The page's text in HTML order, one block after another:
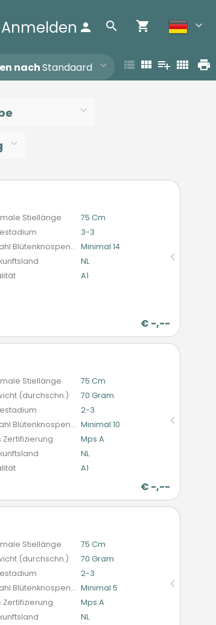
BEREINIGUNGSLISTE Contact
Anmelden
nachStandaard
Stiellänge
75 Cm
3-3
Anzahl Blütenknospen (schnittblumen) Minimal 14
NL
A1
€ -,--
Stiellänge
75 Cm
(durchschn.)
70 Gram
2-3
Anzahl Blütenknospen (schnittblumen) Minimal 10
Zertifizierung
Mps A
NL
A1
€ -,--
Stiellänge
75 Cm
(durchschn.)
70 Gram
2-3
Anzahl Blütenknospen (schnittblumen) Minimal 5
Zertifizierung
Mps A
NL